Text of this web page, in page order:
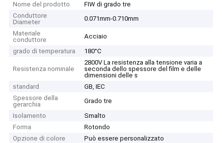
Nome del prodotto
FIW di grado tre
Conduttore
Diameter
0.071mm-0.710mm
Materiale
conduttore
Acciaio
grado di temperatura
180°C
Resistenza nominale
2800V La resistenza alla tensione varia a
seconda dello spessore del film e delle
dimensioni delle s
standard
GB, IEC
Spessore della
gerarchia
Grado tre
Isolamento
Smalto
Forma
Rotondo
Opzione di colore
Può essere personalizzato